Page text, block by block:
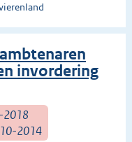
invordering
2018
2014